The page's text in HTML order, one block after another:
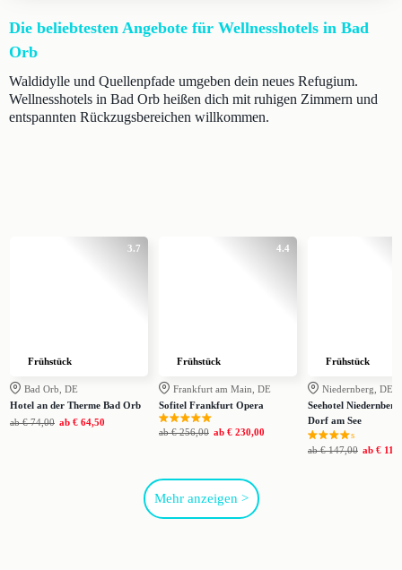
Die beliebtesten Angebote für Wellnesshotels in Bad
Orb
Waldidylle und Quellenpfade umgeben dein neues Refugium.
Wellnesshotels in Bad Orb heißen dich mit ruhigen Zimmern und
entspannten Rückzugsbereichen willkommen.
3.7
Frühstück
Bad Orb, DE
Hotel an der Therme Bad Orb
ab € 74,00 ab € 64,50
4.4
Frühstück
Frankfurt am Main, DE
Sofitel Frankfurt Opera
ab € 256,00 ab € 230,00
Frühstück
Niedernberg, DE
Seehotel Niedernberg
Dorf am See
s
ab € 147,00 ab €
Mehr anzeigen >